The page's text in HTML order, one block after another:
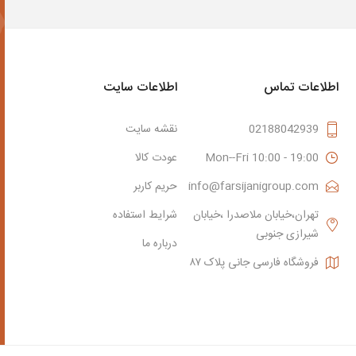
اطلاعات تماس
02188042939
Mon--Fri 10:00 - 19:00
info@farsijanigroup.com
تهران،خیابان ملاصدرا ،خیابان
شیرازی جنوبی
فروشگاه فارسی جانی پلاک ۸۷
اطلاعات سایت
نقشه سایت
عودت کالا
حریم کاربر
شرایط استفاده
درباره ما